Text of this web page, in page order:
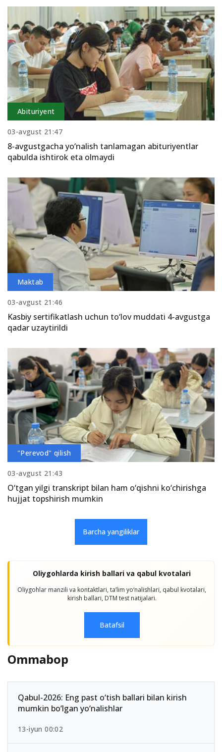
Abituriyent
03-avgust 21:47
8-avgustgacha yo‘nalish tanlamagan abituriyentlar
qabulda ishtirok eta olmaydi
Maktab
03-avgust 21:46
Kasbiy sertifikatlash uchun to‘lov muddati 4-avgustga
qadar uzaytirildi
"Perevod" qilish
03-avgust 21:43
O‘tgan yilgi transkript bilan ham o‘qishni ko‘chirishga
hujjat topshirish mumkin
Barcha yangiliklar
Oliygohlarda kirish ballari va qabul kvotalari
Oliygohlar manzili va kontaktlari, taʼlim yo‘nalishlari, qabul kvotalari,
kirish ballari, DTM test natijalari.
Batafsil
Ommabop
Qabul-2026: Eng past o‘tish ballari bilan kirish
mumkin bo‘lgan yo‘nalishlar
13-iyun 00:02